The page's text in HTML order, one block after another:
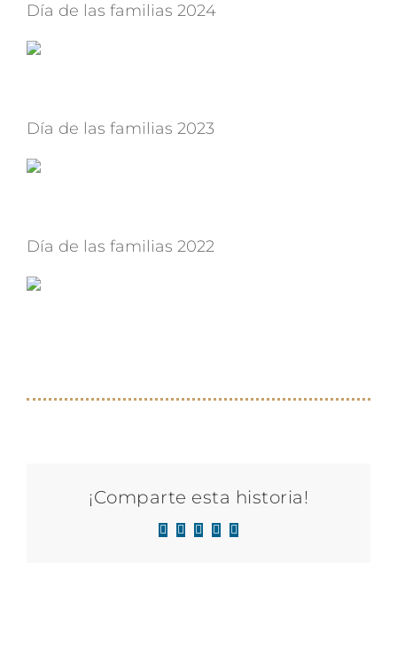
Día de las familias 2024
Día de las familias 2023
Día de las familias 2022
¡Comparte esta historia!
Facebook
X LinkedIn
WhatsApp
Correo